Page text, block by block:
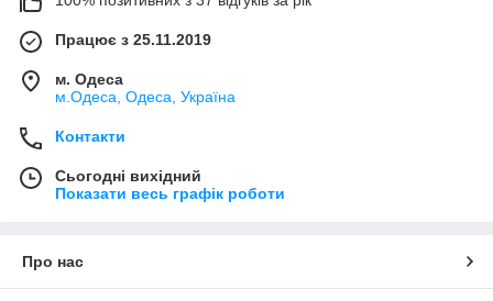
Працює з 25.11.2019
м. Одеса
м.Одеса, Одеса, Україна
Контакти
Сьогодні вихідний
Показати весь графік роботи
Про нас